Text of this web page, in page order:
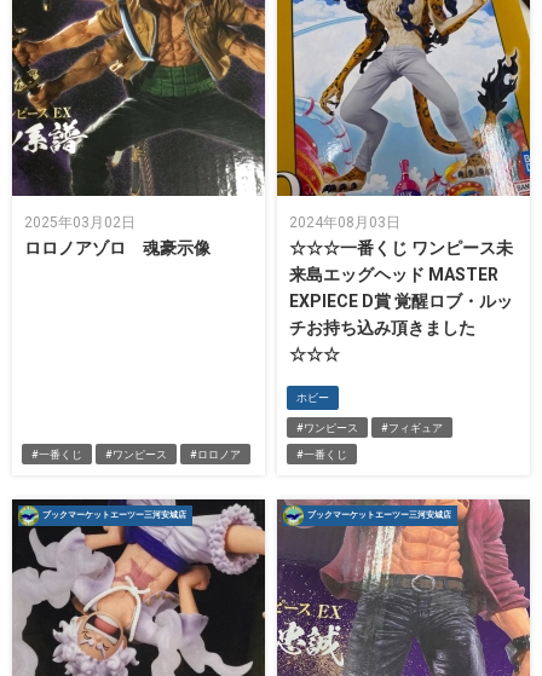
2025年03月02日
ロロノアゾロ 魂豪示像
#一番くじ #ワンピース #ロロノア
2024年08月03日
☆☆☆一番くじ ワンピース未
来島エッグヘッド MASTER
EXPIECE D賞 覚醒ロブ・ルッ
チお持ち込み頂きました
☆☆☆
ホビー
#ワンピース #フィギュア
#一番くじ
ブックマーケットエーツー三河安城店 ブックマーケットエーツー三河安城店